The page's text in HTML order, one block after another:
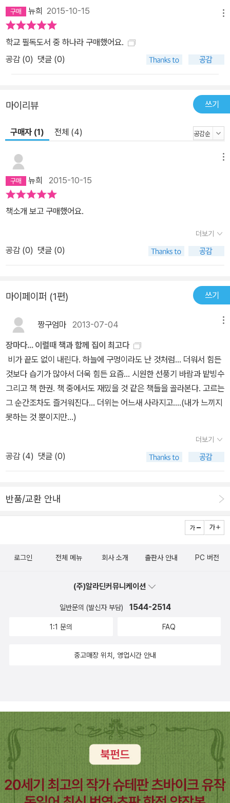
뉴희 2015-10-15
학교 필독도서 중 하나라 구매했어요.
공감 (0) 댓글 (0)
마이리뷰 쓰기
구매자 (1) 전체 (4)
뉴희 2015-10-15
책소개 보고 구매했어요.
더보기
공감 (0) 댓글 (0)
마이페이퍼 (1편) 쓰기
짱구엄마 2013-07-04
장마다... 이럴때 책과 함께 집이 최고다
비가 끝도 없이 내린다. 하늘에 구멍이라도 난 것처럼... 더워서 힘든
것보다 습기가 많아서 더욱 힘든 요즘... 시원한 선풍기 바람과 밭빙수
그리고 책 한권. 책 중에서도 재밌을 것 같은 책들을 골라본다. 고르는
그 순간조차도 즐거워진다... 더위는 어느새 사라지고....(내가 느끼지
못하는 것 뿐이지만...)
더보기
공감 (4) 댓글 (0)
반품/교환 안내
로그인 전체 메뉴 회사 소개 출판사 안내 PC 버전
(주)알라딘커뮤니케이션
일반문의 (발신자 부담) 1544-2514
1:1 문의 FAQ
중고매장 위치, 영업시간 안내